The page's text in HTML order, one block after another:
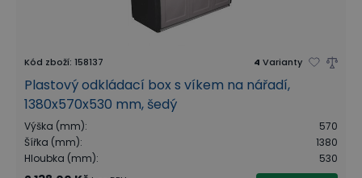
Kód zboží: 158137 4 Varianty
Plastový odkládací box s víkem na nářadí,
1380x570x530 mm, šedý
Výška (mm):
570
Šířka (mm):
1380
Hloubka (mm): 530